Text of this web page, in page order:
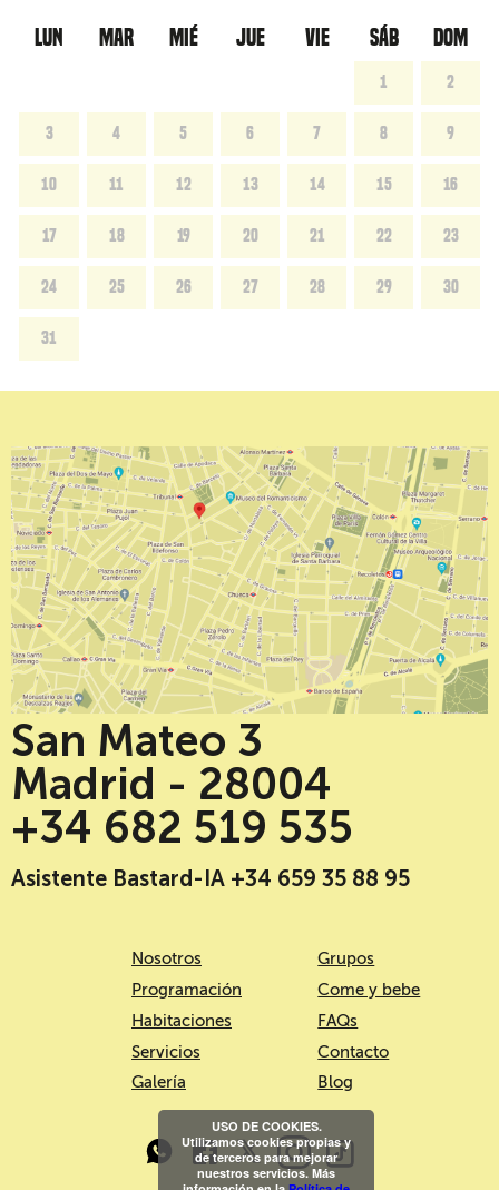
LUN MAR MIÉ JUE VIE SÁB DOM
1 2
3 4 5 6 7 8 9
10 11 12 13 14 15 16
17 18 19 20 21 22 23
24 25 26 27 28 29 30
31
San Mateo 3
Madrid - 28004
+34 682 519 535
Asistente Bastard-IA +34 659 35 88 95
Nosotros
Programación
Habitaciones
Servicios
Galería
Grupos
Come y bebe
FAQs
Contacto
Blog
USO DE COOKIES.
Utilizamos cookies propias y
de terceros para mejorar
nuestros servicios. Más